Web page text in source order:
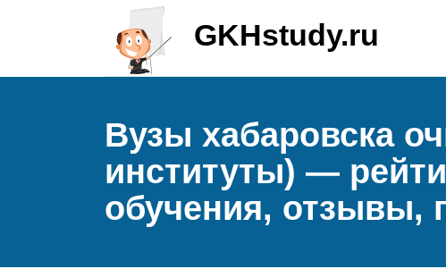
GKHstudy.ru
Вузы хабаровска
институты) —
обучения, отзывы,